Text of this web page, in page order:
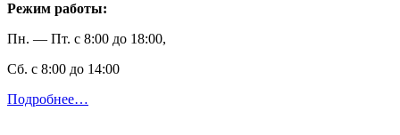
Режим работы:
Пн. — Пт. с 8:00 до 18:00,
Сб. с 8:00 до 14:00
Подробнее…